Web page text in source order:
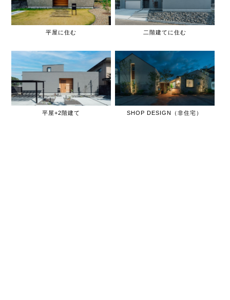
平屋に住む 二階建てに住む
平屋+2階建て SHOP DESIGN（非住宅）